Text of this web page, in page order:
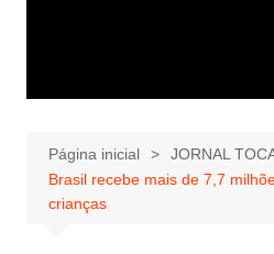
Página inicial
JORNAL
Brasil recebe mais de 7,7
crianças